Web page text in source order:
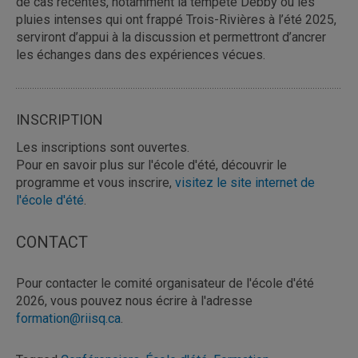
pluies intenses qui ont frappé Trois-Rivières à l’été 2025,
serviront d’appui à la discussion et permettront d’ancrer
les échanges dans des expériences vécues.
INSCRIPTION
Les inscriptions sont ouvertes.
Pour en savoir plus sur l'école d'été, découvrir le
programme et vous inscrire, visitez le site internet de
l'école d'été.
CONTACT
Pour contacter le comité organisateur de l'école d'été
2026, vous pouvez nous écrire à l'adresse
formation@riisq.ca.